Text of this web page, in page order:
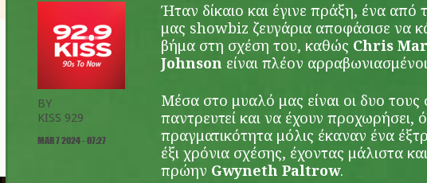
BY
KISS 929
MAR 7 2024 - 07:27
Ήταν δίκαιο και έγινε πράξη, ένα
μας showbiz ζευγάρια αποφάσισε να
βήμα στη σχέση του, καθώς Chris
Johnson είναι πλέον
Μέσα στο μυαλό μας είναι οι δυο
παντρευτεί και να έχουν προχωρήσει,
πραγματικότητα μόλις έκαναν ένα
έξι χρόνια σχέσης, έχοντας μάλιστα
πρώην Gwyneth Paltrow.